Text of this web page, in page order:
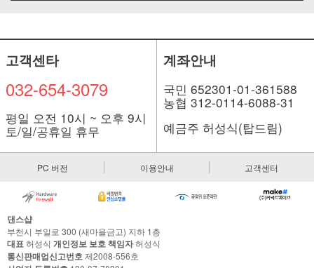
고객센타
032-654-3079
평일 오전 10시 ~ 오후 9시
토/일/공휴일 휴무
계좌안내
국민 652301-01-361588
농협 312-0114-6088-31
예금주 허성식(탑드림)
PC 버전 이용안내 고객센터
댄스샵
부천시 부일로 300 (새마을금고) 지하 1층
대표허성식 개인정보 보호 책임자허성식
통신판매업신고번호제2008-556호